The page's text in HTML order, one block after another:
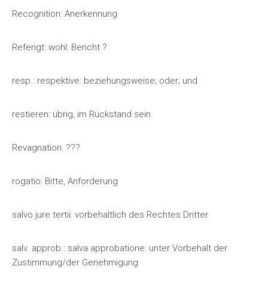
Recognition: Anerkennung
Referigt: wohl: Bericht ?
resp.: respektive: beziehungsweise; oder; und
restieren: übrig, im Rückstand sein
Revagnation: ???
rogatio: Bitte, Anforderung
salvo jure tertii: vorbehaltlich des Rechtes Dritter
salv. approb.: salva approbatione: unter Vorbehalt der
Zustimmung/der Genehmigung